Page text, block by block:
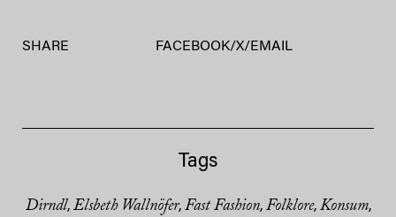
SHARE FACEBOOK/X/EMAIL
Tags
Dirndl, Elsbeth Wallnöfer, Fast Fashion, Folklore, Konsum,